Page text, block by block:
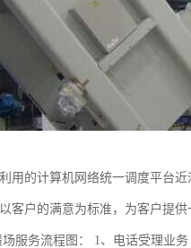
用的计算机网络统一调度平台近
客户的满意为标准，为客户提
服务流程图： 1、电话受理业